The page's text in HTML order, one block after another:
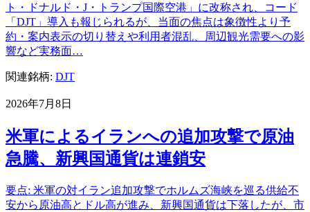
ト・ドナルド・J・トランプ国際空港」に改称され、コード
「DJT」導入も報じられるが、当面の焦点は象徴性より予
約・案内表示の切り替えや利用者混乱、周辺観光需要への影
響など実務面…
関連銘柄: DJT
2026年7月8日
米軍によるイランへの追加攻撃で原油
急騰、新興国通貨は連鎖安
要点: 米軍の対イラン追加攻撃でホルムズ海峡を巡る供給不
安から原油高とドル高が進み、新興国通貨は下落したが、市